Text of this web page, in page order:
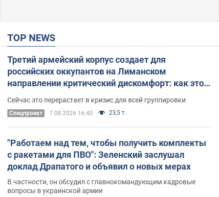
TOP NEWS
Третий армейский корпус создает для
российских оккупантов на Лиманском
направлении критический дискомфорт: как это
удалось
Сейчас это перерастает в кризис для всей группировки
Спецпроект 7.08.2026 16:40 23,5 т.
"Работаем над тем, чтобы получить комплекты
с ракетами для ПВО": Зеленский заслушал
доклад Драпатого и объявил о новых мерах
В частности, он обсудил с главнокомандующим кадровые
вопросы в украинской армии